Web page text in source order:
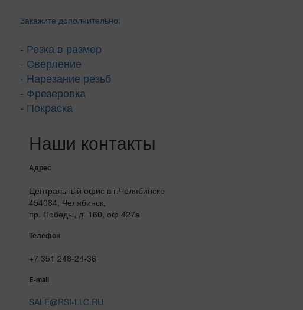
Закажите дополнительно:
- Резка в размер
- Сверление
- Нарезание резьб
- Фрезеровка
- Покраска
Наши контакты
Адрес
Центральный офис в г.Челябинске
454084, Челябинск,
пр. Победы, д. 160, оф 427а
Телефон
+7 351 248-24-36
E-mail
SALE@RSI-LLC.RU